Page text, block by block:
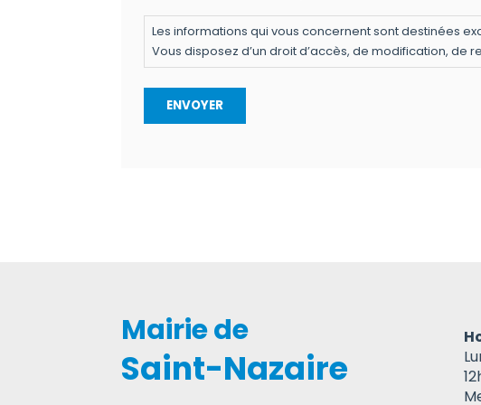
Les informations qui vous concernent sont destinées
Vous disposez d’un droit d’accès, de modification, de
Mairie de
Saint-Nazaire